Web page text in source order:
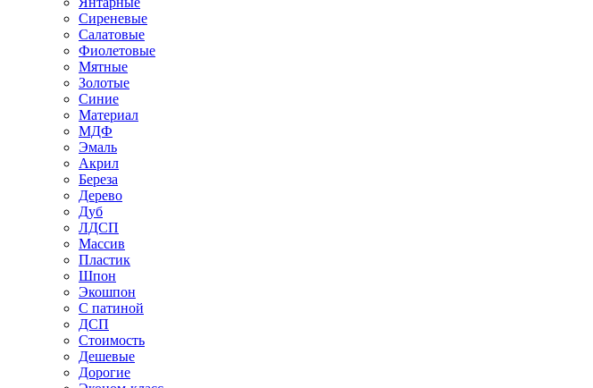
Сиреневые
Салатовые
Фиолетовые
Мятные
Золотые
Синие
Материал
МДФ
Эмаль
Акрил
Береза
Дерево
Дуб
ЛДСП
Массив
Пластик
Шпон
Экошпон
С патиной
ДСП
Стоимость
Дешевые
Дорогие